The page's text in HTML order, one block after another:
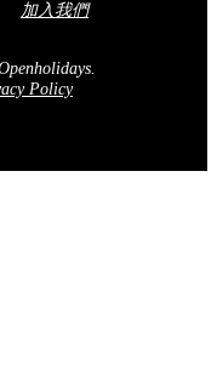
加入我們
Policy